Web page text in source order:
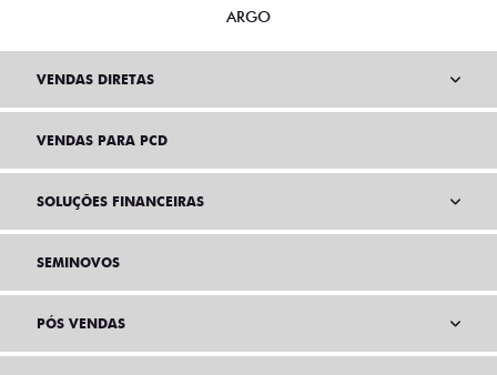
ARGO
VENDAS DIRETAS
VENDAS PARA PCD
SOLUÇÕES FINANCEIRAS
SEMINOVOS
PÓS VENDAS